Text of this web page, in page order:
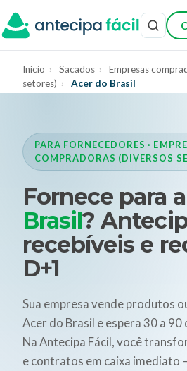
Início › Sacados ›
Empresas
setores) › Acer do Brasil
PARA FORNECEDORES ·
COMPRADORAS (DIVERSOS
Fornece para a
Brasil?
recebíveis e
D+1
Sua empresa vende produtos
Acer do Brasil e espera 30 a 90
Na Antecipa Fácil, você
e contratos em caixa imediato